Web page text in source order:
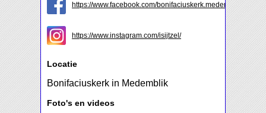
https://www.facebook.com/bonifaciuskerk.medemblik
https://www.instagram.com/isijtzel/
Locatie
Bonifaciuskerk in Medemblik
Foto's en videos